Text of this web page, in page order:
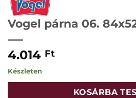
Vogel párna 06.
4.014 Ft
Készleten
KOSÁRBA